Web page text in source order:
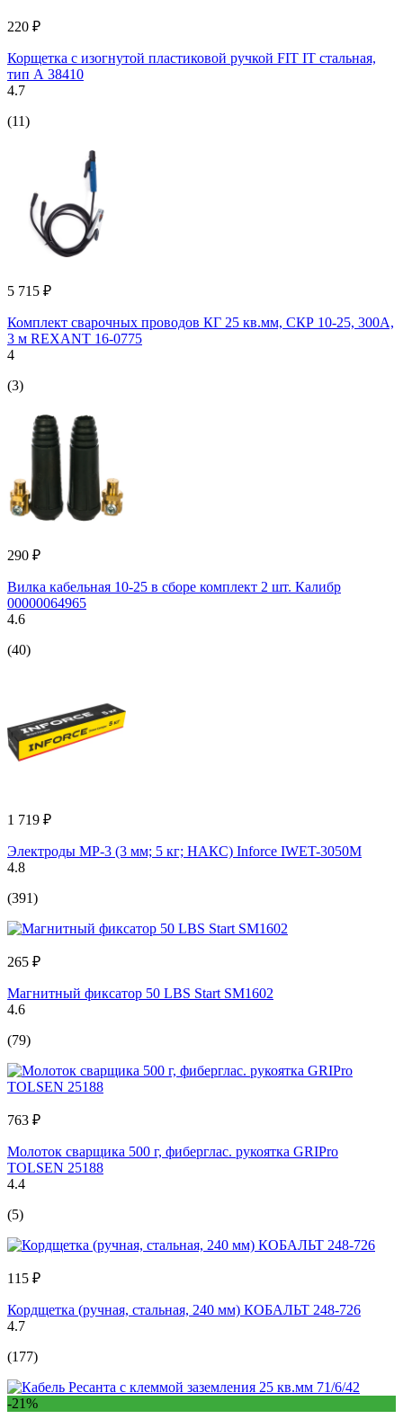
220 ₽
Корщетка с изогнутой пластиковой ручкой FIT IT стальная,
тип А 38410
4.7
(11)
5 715 ₽
Комплект сварочных проводов КГ 25 кв.мм, СКР 10-25, 300А,
3 м REXANT 16-0775
4
(3)
290 ₽
Вилка кабельная 10-25 в сборе комплект 2 шт. Калибр
00000064965
4.6
(40)
1 719 ₽
Электроды МР-3 (3 мм; 5 кг; НАКС) Inforce IWET-3050M
4.8
(391)
265 ₽
Магнитный фиксатор 50 LBS Start SM1602
4.6
(79)
763 ₽
Молоток сварщика 500 г, фиберглас. рукоятка GRIPro
TOLSEN 25188
4.4
(5)
115 ₽
Кордщетка (ручная, стальная, 240 мм) КОБАЛЬТ 248-726
4.7
(177)
-21%